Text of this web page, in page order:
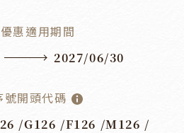
惠適用期間
2027/06/30
號開頭代碼
/G126 /F126 /M126 /